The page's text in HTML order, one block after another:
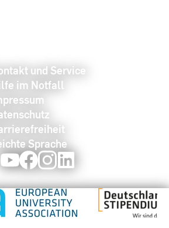
und Service
im Notfall
Sprache
YoutubeFacebookInstagram